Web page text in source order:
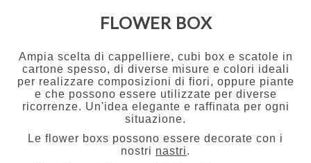
FLOWER BOX
Ampia scelta di cappelliere, cubi box e scatole in
cartone spesso, di diverse misure e colori ideali
per realizzare composizioni di fiori, oppure piante
e che possono essere utilizzate per diverse
ricorrenze. Un'idea elegante e raffinata per ogni
situazione.
Le flower boxs possono essere decorate con i
nostri nastri.